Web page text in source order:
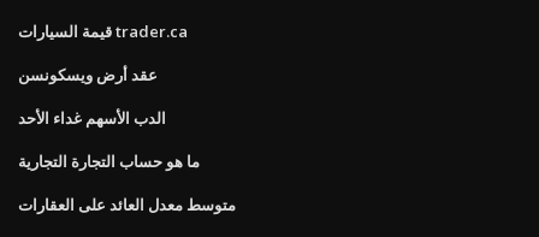
قيمة السيارات trader.ca
عقد أرض ويسكونسن
الدب الأسهم غداء الأحد
ما هو حساب التجارة التجارية
متوسط ​​معدل العائد على العقارات